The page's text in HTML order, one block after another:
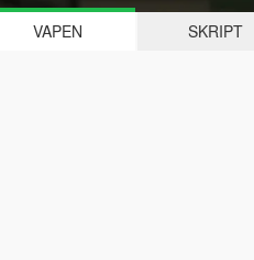
VAPEN SKRIPT